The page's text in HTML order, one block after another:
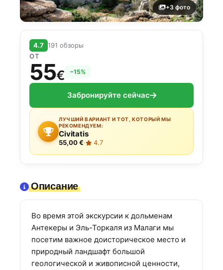
+3 фото
4.7 191 обзоры
ОТ
55€ −15%
Забронируйте сейчас
ЛУЧШИЙ ВАРИАНТ И ТОТ, КОТОРЫЙ МЫ
РЕКОМЕНДУЕМ:
Civitatis
55,00 €· 4.7
Описание
Во время этой экскурсии к дольменам
Антекеры и Эль-Торкаля из Малаги мы
посетим важное доисторическое место и
природный ландшафт большой
геологической и живописной ценности,